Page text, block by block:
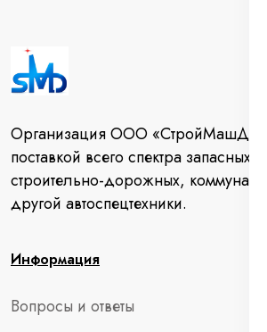
Организация ООО
поставкой всего спектра запасных
строительно-дорожных,
другой автоспецтехники.
Информация
Вопросы и ответы